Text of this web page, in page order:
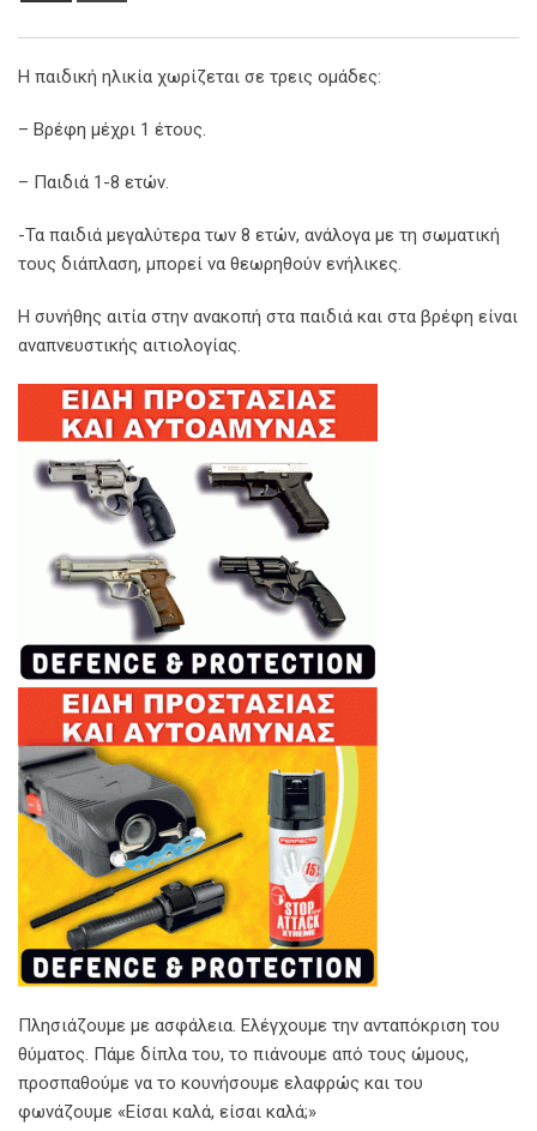
Η παιδική ηλικία χωρίζεται σε τρεις ομάδες:
– Βρέφη μέχρι 1 έτους.
– Παιδιά 1-8 ετών.
-Τα παιδιά μεγαλύτερα των 8 ετών, ανάλογα με τη σωματική
τους διάπλαση, μπορεί να θεωρηθούν ενήλικες.
Η συνήθης αιτία στην ανακοπή στα παιδιά και στα βρέφη είναι
αναπνευστικής αιτιολογίας.
Πλησιάζουμε με ασφάλεια. Ελέγχουμε την ανταπόκριση του
θύματος. Πάμε δίπλα του, το πιάνουμε από τους ώμους,
προσπαθούμε να το κουνήσουμε ελαφρώς και του
φωνάζουμε «Είσαι καλά, είσαι καλά;»